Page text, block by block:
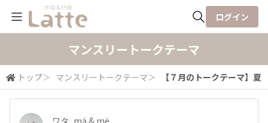
検索
ログイン
マンスリートークテーマ
トップ＞ マンスリートークテーマ＞ 【７月のトークテーマ】
ワタ_mä & më